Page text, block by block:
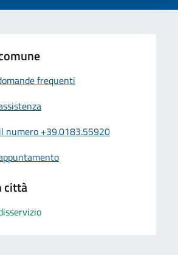
frequenti
numero +39.0183.55920
città